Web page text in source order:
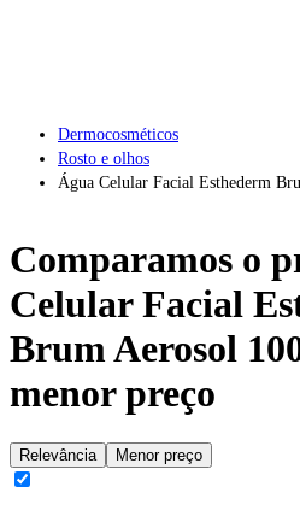
Dermocosméticos
Rosto e olhos
Água Celular Facial Esthederm
Comparamos o
Celular Facial
Brum Aerosol
menor preço
Relevância Menor preço